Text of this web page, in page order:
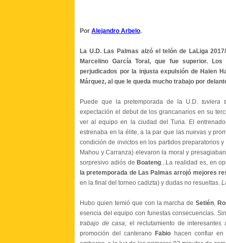
Por Alejandro Arbelo.
La U.D. Las Palmas alzó el telón de LaLiga
Marcelino García Toral, que fue superior.
perjudicados por la injusta expulsión de Halen
Márquez, al que le queda mucho trabajo por
Puede que la pretemporada de la U.D. tuviera
expectación el debut de los grancanarios en su
ver al equipo en la ciudad del Turia. El
estrenaba en la élite, a la par que las nuevas y
condición de invictos en los partidos preparatorios
Mahou y Carranza) elevaron la moral y
sorpresivo adiós de Boateng...La realidad es, en
la pretemporada de Las Palmas arrojó mejores
en la final del torneo cadizta) y dudas no resueltas.
Hubo quien temió que con la marcha deSetién,
esencia del equipo con funestas consecuencias.
trabajo de casa; el reclutamiento de interesantes
promoción del canterano Fabio
hacen confiar